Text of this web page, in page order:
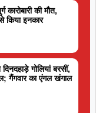
कारोबारी की मौत,
किया इनकार
गोलियां बरसीं,
गैंगवार का एंगल खंगाल